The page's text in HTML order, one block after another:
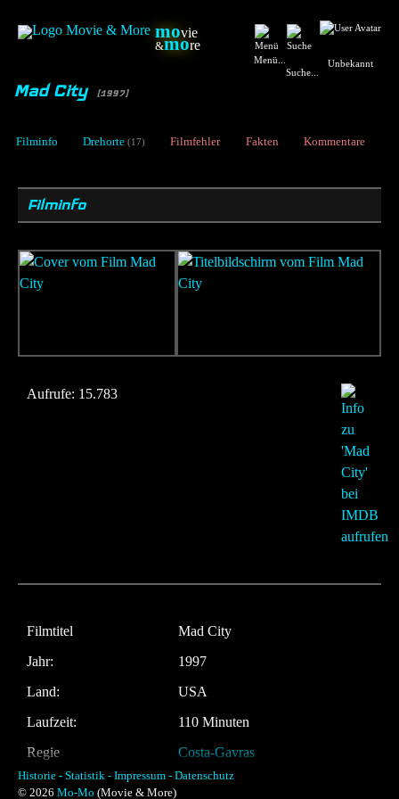
movie
&more
Menü...
Suche...
Unbekannt
Mad City [1997]
Filminfo Drehorte (17) Filmfehler Fakten Kommentare
Filminfo
Aufrufe: 15.783
Filmtitel
Mad City
Jahr:
1997
Land:
USA
Laufzeit:
110 Minuten
Regie
Costa-Gavras
Musik:
Thomas Newman
Historie - Statistik - Impressum - Datenschutz
© 2026 Mo-Mo (Movie & More)